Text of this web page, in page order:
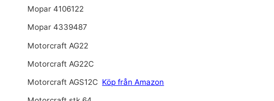
Mopar 4106122
Mopar 4339487
Motorcraft AG22
Motorcraft AG22C
Motorcraft AGS12C Köp från Amazon